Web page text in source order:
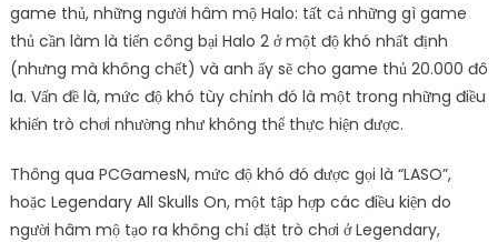
game thủ, những người hâm mộ Halo: tất cả những gì game
thủ cần làm là tiến công bại Halo 2 ở một độ khó nhất định
(nhưng mà không chết) và anh ấy sẽ cho game thủ 20.000 đô
la. Vấn đề là, mức độ khó tùy chỉnh đó là một trong những điều
khiến trò chơi nhường như không thể thực hiện được.
Thông qua PCGamesN, mức độ khó đó được gọi là “LASO”,
hoặc Legendary All Skulls On, một tập hợp các điều kiện do
người hâm mộ tạo ra không chỉ đặt trò chơi ở Legendary,